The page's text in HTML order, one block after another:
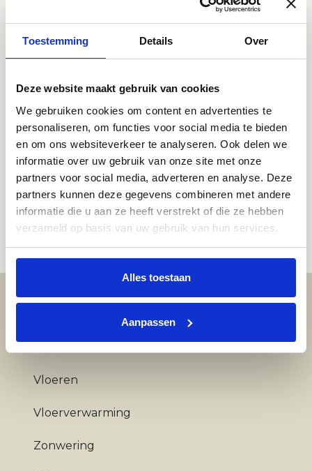
Toestemming Details Over
Deze website maakt gebruik van cookies
We gebruiken cookies om content en advertenties te
personaliseren, om functies voor social media te bieden
en om ons websiteverkeer te analyseren. Ook delen we
informatie over uw gebruik van onze site met onze
partners voor social media, adverteren en analyse. Deze
partners kunnen deze gegevens combineren met andere
informatie die u aan ze heeft verstrekt of die ze hebben
verzameld op basis van uw gebruik van hun services.
Alles toestaan
Aanpassen
Diensten
Vloeren
Vloerverwarming
Zonwering